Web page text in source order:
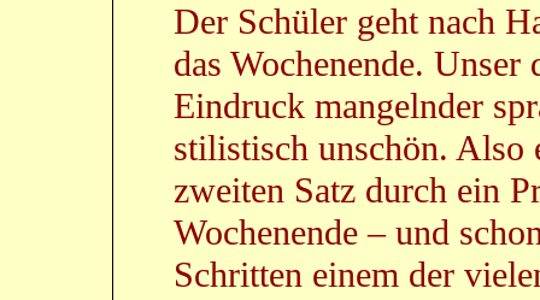
Der Schüler geht nach
das Wochenende.
Eindruck mangelnder
stilistisch unschön. Also
zweiten Satz durch ein
Wochenende – und
Schritten einem der